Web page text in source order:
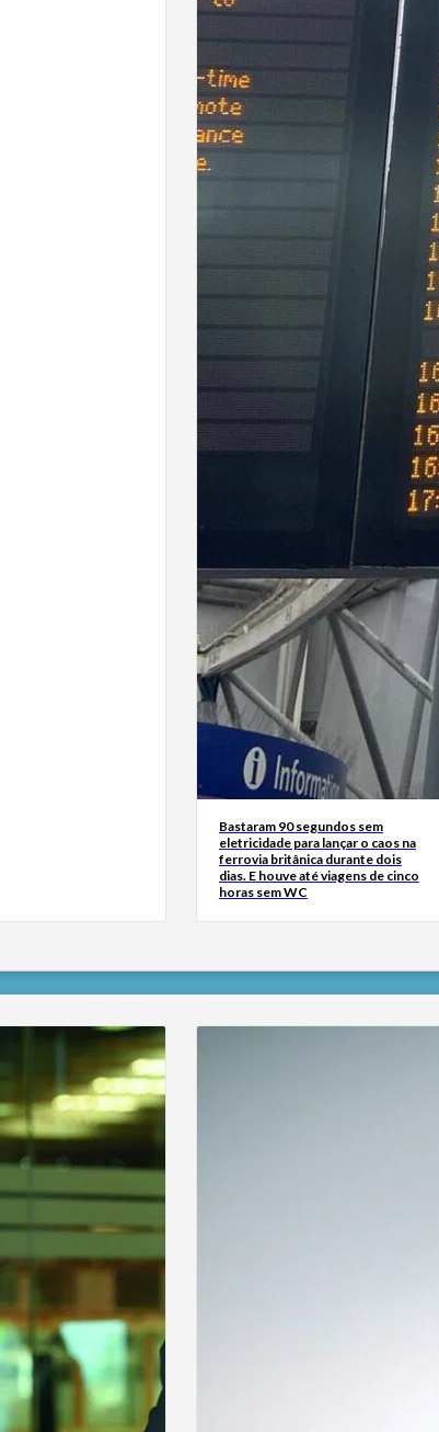
Bastaram 90 segundos sem
eletricidade para lançar o caos na
ferrovia britânica durante dois
dias. E houve até viagens de cinco
horas sem WC